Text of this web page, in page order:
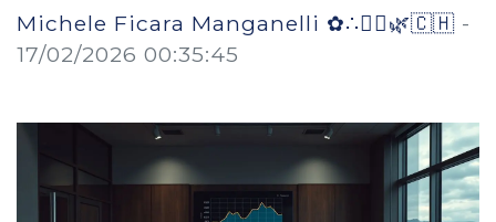
Michele Ficara Manganelli ✿∴♛🌿🇨🇭 -
17/02/2026 00:35:45